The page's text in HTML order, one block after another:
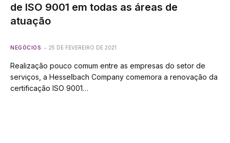
de ISO 9001 em todas as áreas de
atuação
NEGÓCIOS 25 DE FEVEREIRO DE 2021
Realização pouco comum entre as empresas do setor de
serviços, a Hesselbach Company comemora a renovação da
certificação ISO 9001…